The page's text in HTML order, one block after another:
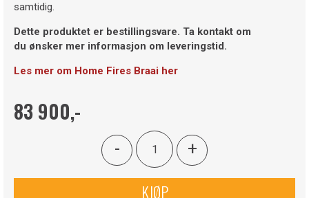
samtidig.
Dette produktet er bestillingsvare. Ta kontakt om
du ønsker mer informasjon om leveringstid.
Les mer om Home Fires Braai her
83 900,-
- +
KJØP